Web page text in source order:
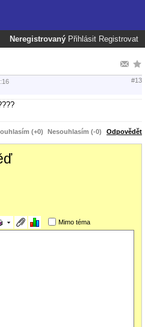
Neregistrovaný Přihlásit Registrovat
#13
(+0) Nesouhlasím (-0) Odpovědět
Mimo téma